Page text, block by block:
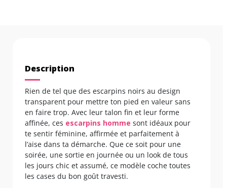
Description
Rien de tel que des escarpins noirs au design
transparent pour mettre ton pied en valeur sans
en faire trop. Avec leur talon fin et leur forme
affinée, ces escarpins homme sont idéaux pour
te sentir féminine, affirmée et parfaitement à
l’aise dans ta démarche. Que ce soit pour une
soirée, une sortie en journée ou un look de tous
les jours chic et assumé, ce modèle coche toutes
les cases du bon goût travesti.